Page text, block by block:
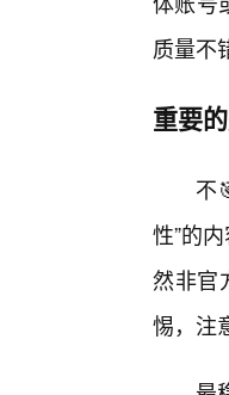
质量不
重要
不
性”的
然非官
惕，注